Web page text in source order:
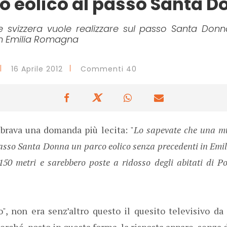
svizzera vuole realizzare sul passo Santa
Emilia Romagna
16 Aprile 2012 Commenti 40
una domanda più lecita: "Lo sapevate che una
Santa Donna un parco eolico senza precedenti in
metri e sarebbero poste a ridosso degli abitati di
non era senz’altro questo il quesito televisivo